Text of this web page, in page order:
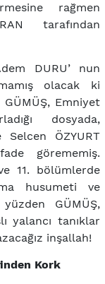
rağmen
tarafından
DURU’ nun
olacak ki
Emniyet
dosyada,
Selcen ÖZYURT
görememiş.
11. bölümlerde
husumeti ve
GÜMÜŞ,
yalancı tanıklar
inşallah!
Kork